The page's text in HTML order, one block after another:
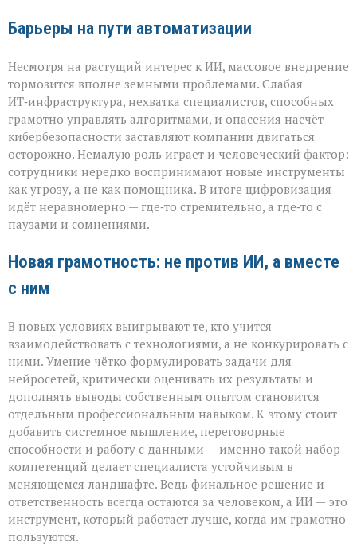
Барьеры на пути автоматизации
Несмотря на растущий интерес к ИИ, массовое внедрение
тормозится вполне земными проблемами. Слабая
ИТ‑инфраструктура, нехватка специалистов, способных
грамотно управлять алгоритмами, и опасения насчёт
кибербезопасности заставляют компании двигаться
осторожно. Немалую роль играет и человеческий фактор:
сотрудники нередко воспринимают новые инструменты
как угрозу, а не как помощника. В итоге цифровизация
идёт неравномерно — где‑то стремительно, а где‑то с
паузами и сомнениями.
Новая грамотность: не против ИИ, а вместе
с ним
В новых условиях выигрывают те, кто учится
взаимодействовать с технологиями, а не конкурировать с
ними. Умение чётко формулировать задачи для
нейросетей, критически оценивать их результаты и
дополнять выводы собственным опытом становится
отдельным профессиональным навыком. К этому стоит
добавить системное мышление, переговорные
способности и работу с данными — именно такой набор
компетенций делает специалиста устойчивым в
меняющемся ландшафте. Ведь финальное решение и
ответственность всегда остаются за человеком, а ИИ — это
инструмент, который работает лучше, когда им грамотно
пользуются.